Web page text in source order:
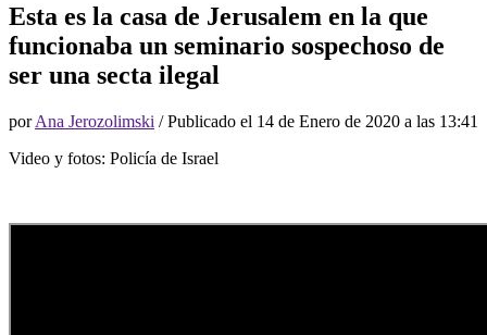
Esta es la casa de Jerusalem en la que
funcionaba un seminario sospechoso de
ser una secta ilegal
porAna Jerozolimski / Publicado el 14 de Enero de 2020 a las 13:41
Video y fotos: Policía de Israel